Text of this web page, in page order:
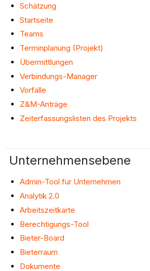
Schätzung
Startseite
Teams
Terminplanung (Projekt)
Übermittlungen
Verbindungs-Manager
Vorfälle
Z&M-Anträge
Zeiterfassungslisten des Projekts
Unternehmensebene
Admin-Tool für Unternehmen
Analytik 2.0
Arbeitszeitkarte
Berechtigungs-Tool
Bieter-Board
Bieterraum
Dokumente